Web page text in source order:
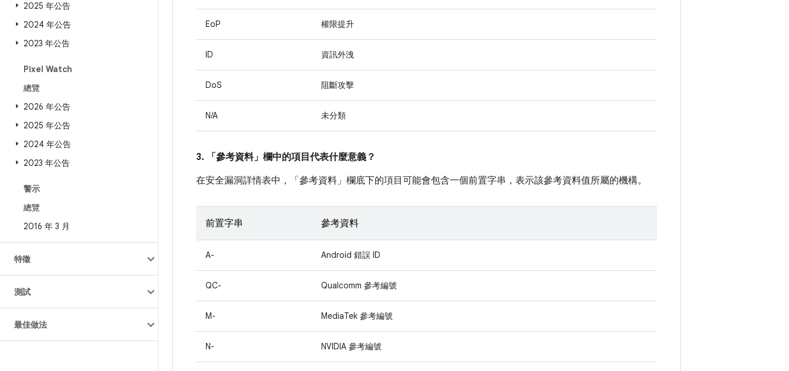
2025 年公告
2024 年公告
2023 年公告
Pixel Watch
總覽
2026 年公告
2025 年公告
2024 年公告
2023 年公告
警示
總覽
2016 年 3 月
特徵
測試
最佳做法
EoP 權限提升
ID 資訊外洩
DoS 阻斷攻擊
N/A 未分類
3. 「參考資料」 欄中的項目代表什麼意義？
在安全漏洞詳情表中，「參考資料」 欄底下的項目可能會包含一個前置字串，表示該參考資料值所屬的機構。
前置字串 參考資料
A- Android 錯誤 ID
QC- Qualcomm 參考編號
M- MediaTek 參考編號
N- NVIDIA 參考編號